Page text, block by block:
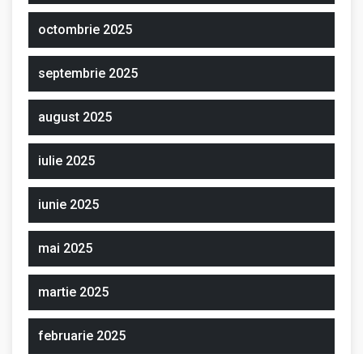
octombrie 2025
septembrie 2025
august 2025
iulie 2025
iunie 2025
mai 2025
martie 2025
februarie 2025